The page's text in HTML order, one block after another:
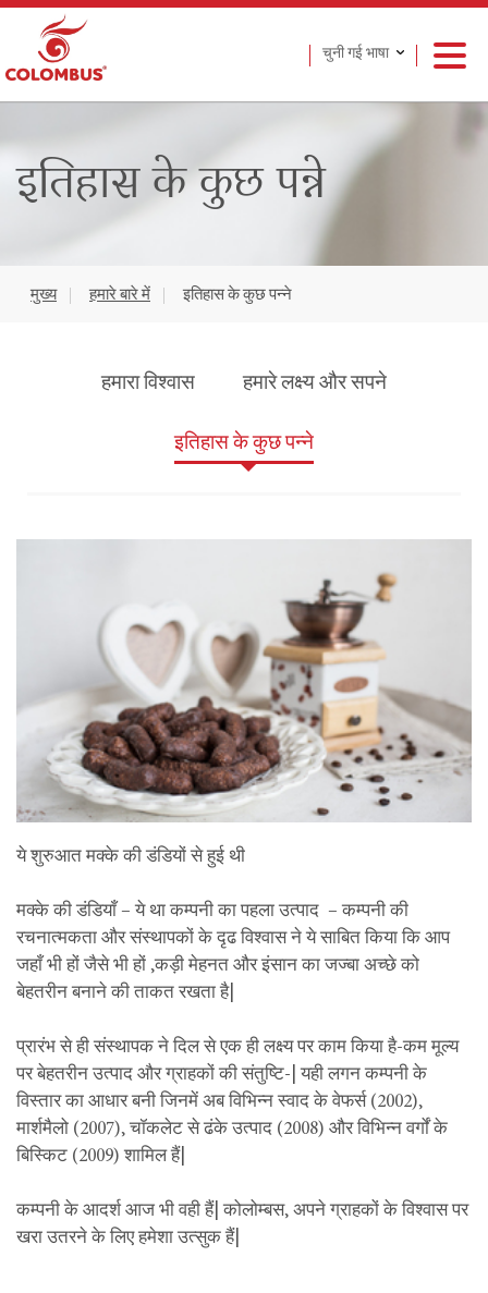
चुनी गई भाषा
इतिहास के कुछ पन्ने
मुख्य हमारे बारे में इतिहास के कुछ पन्ने
हमारा विश्वास हमारे लक्ष्य और सपने
इतिहास के कुछ पन्ने
ये शुरुआत मक्के की डंडियों से हुई थी
मक्के की डंडियाँ – ये था कम्पनी का पहला उत्पाद – कम्पनी की
रचनात्मकता और संस्थापकों के दृढ विश्वास ने ये साबित किया कि आप
जहाँ भी हों जैसे भी हों ,कड़ी मेहनत और इंसान का जज्बा अच्छे को
बेहतरीन बनाने की ताकत रखता है|
प्रारंभ से ही संस्थापक ने दिल से एक ही लक्ष्य पर काम किया है-कम मूल्य
पर बेहतरीन उत्पाद और ग्राहकों की संतुष्टि-| यही लगन कम्पनी के
विस्तार का आधार बनी जिनमें अब विभिन्न स्वाद के वेफर्स (2002),
मार्शमैलो (2007), चॉकलेट से ढंके उत्पाद (2008) और विभिन्न वर्गों के
बिस्किट (2009) शामिल हैं|
कम्पनी के आदर्श आज भी वही हैं| कोलोम्बस, अपने ग्राहकों के विश्वास पर
खरा उतरने के लिए हमेशा उत्सुक हैं|